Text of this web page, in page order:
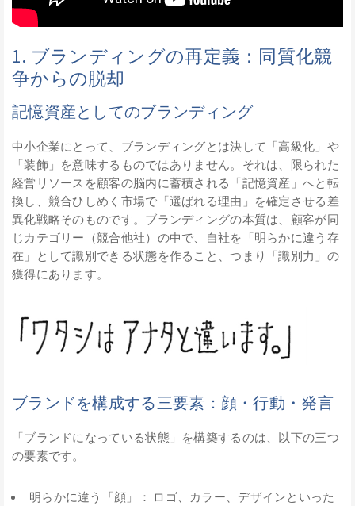
1. ブランディングの再定義：同質化競
争からの脱却
記憶資産としてのブランディング
中小企業にとって、ブランディングとは決して「高級化」や
「装飾」を意味するものではありません。それは、限られた
経営リソースを顧客の脳内に蓄積される「記憶資産」へと転
換し、競合ひしめく市場で「選ばれる理由」を確定させる差
異化戦略そのものです。ブランディングの本質は、顧客が同
じカテゴリー（競合他社）の中で、自社を「明らかに違う存
在」として識別できる状態を作ること、つまり「識別力」の
獲得にあります。
ブランドを構成する三要素：顔・行動・発言
「ブランドになっている状態」を構築するのは、以下の三つ
の要素です。
明らかに違う「顔」： ロゴ、カラー、デザインといった